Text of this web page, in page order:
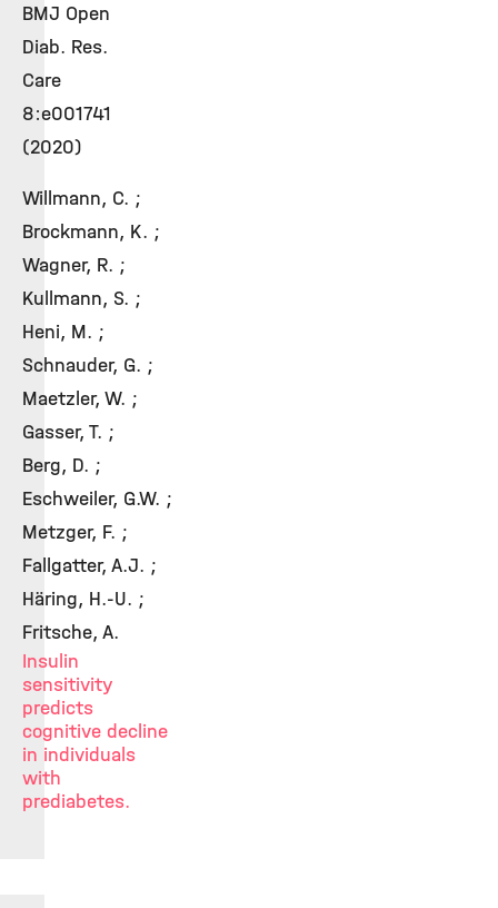
BMJ Open
Diab. Res.
Care
8:e001741
(2020)
Willmann, C. ;
Brockmann, K. ;
Wagner, R. ;
Kullmann, S. ;
Heni, M. ;
Schnauder, G. ;
Maetzler, W. ;
Gasser, T. ;
Berg, D. ;
Eschweiler, G.W. ;
Metzger, F. ;
Fallgatter, A.J. ;
Häring, H.-U. ;
Fritsche, A.
Insulin
sensitivity
predicts
cognitive decline
in individuals
with
prediabetes.